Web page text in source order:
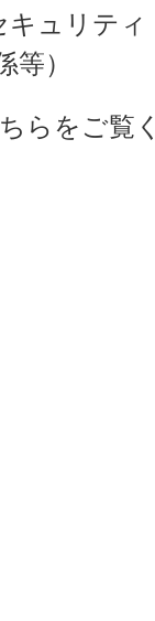
キュリテ
等）
ら をご覧